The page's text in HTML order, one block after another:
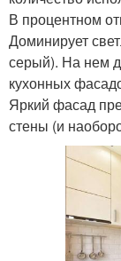
В процентном
Доминирует
серый). На нем
кухонных
Яркий фасад
стены (и